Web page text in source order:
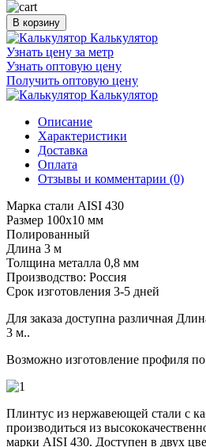
В корзину
Калькулятор
Узнать цену за метр
Узнать оптовую цену
Получить оптовую цену
Калькулятор
Описание
Характеристики
Доставка
Оплата
Отзывы и комментарии (0)
Марка стали AISI 430
Размер 100х10 мм
Полированный
Длина 3 м
Толщина металла 0,8 мм
Производство: Россия
Срок изготовления 3-5 дней
Для заказа доступна различная
3 м..
Возможно изготовление профиля
Плинтус из нержавеющей стали с
производиться из
марки AISI 430. Доступен в двух